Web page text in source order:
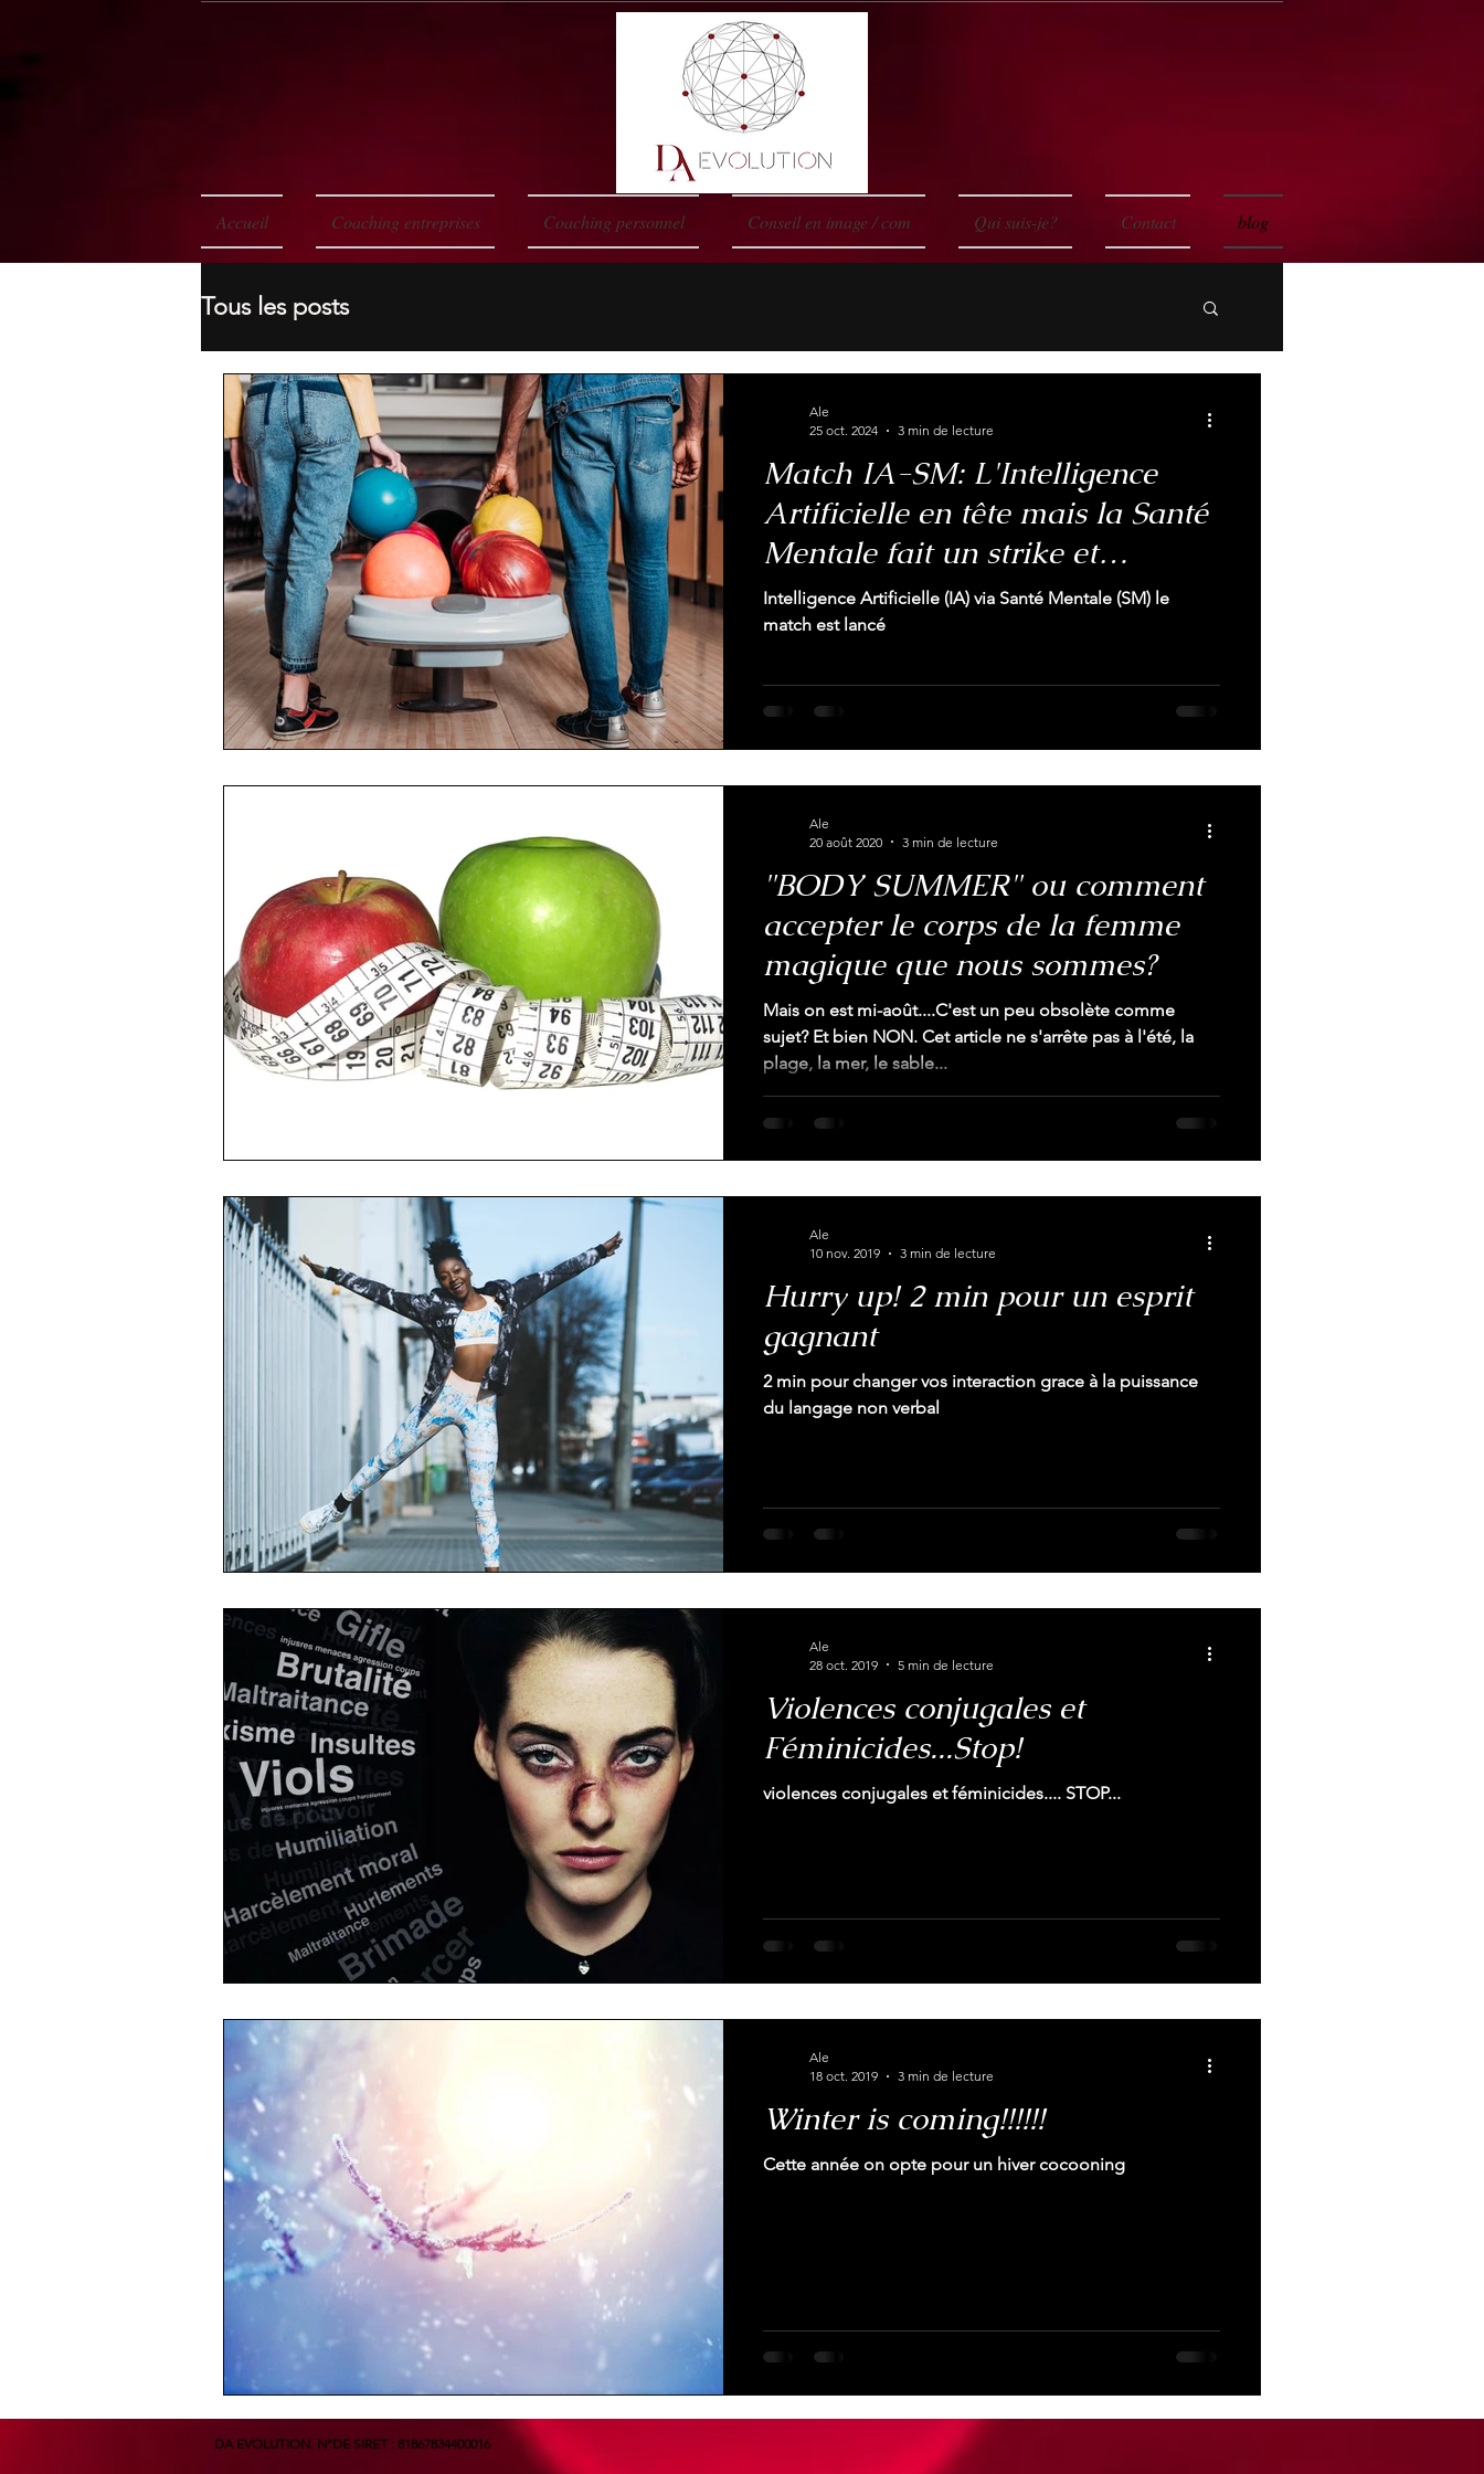
Accueil Coaching entreprises Coaching personnel Conseil en image / com Qui suis-je? Contact blog
Tous les posts
Match IA-SM: L'Intelligence
Artificielle en tête mais la Santé
Mentale fait un strike et
s'impose comme LA priorité en
2025!
Intelligence Artificielle (IA) via Santé Mentale (SM) le
match est lancé
Ale
25 oct. 2024
3 min de lecture
"BODY SUMMER" ou comment
accepter le corps de la femme
magique que nous sommes?
Mais on est mi-août....C'est un peu obsolète comme
sujet? Et bien NON. Cet article ne s'arrête pas à l'été, la
plage, la mer, le sable...
Ale
20 août 2020
3 min de lecture
Hurry up! 2 min pour un esprit
gagnant
2 min pour changer vos interaction grace à la puissance
du langage non verbal
Ale
10 nov. 2019
3 min de lecture
Violences conjugales et
Féminicides...Stop!
violences conjugales et féminicides.... STOP...
Ale
28 oct. 2019
5 min de lecture
Winter is coming!!!!!!
Cette année on opte pour un hiver cocooning
Ale
18 oct. 2019
3 min de lecture
DA EVOLUTION. N°DE SIRET : 81867834400016